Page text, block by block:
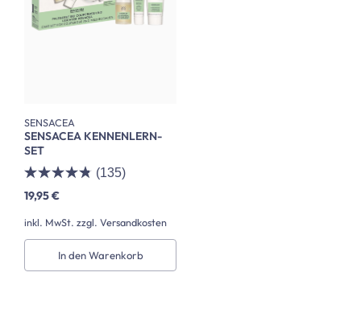
SENSACEA
SENSACEA KENNENLERN-
SET
(135)
19,95 €
inkl. MwSt. zzgl. Versandkosten
In den Warenkorb